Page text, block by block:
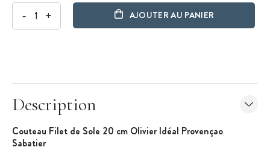
- + AJOUTER AU PANIER
Description
Couteau Filet de Sole 20 cm Olivier Idéal Provençao
Sabatier